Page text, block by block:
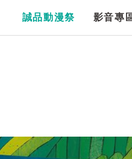
誠品動漫祭 影音專